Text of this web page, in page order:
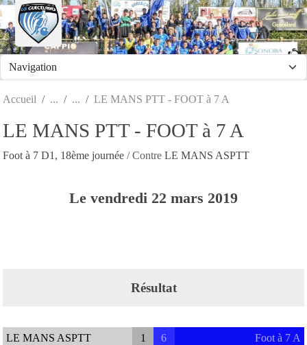
Accueil LE MANS PTT - FOOT à 7 A
LE MANS PTT - FOOT à 7 A
Foot à 7 D1, 18ème journée / Contre LE MANS ASPTT
Le vendredi 22 mars 2019
Résultat
LE MANS ASPTT 1 6 Foot à 7 A
Panneau de gestion des cookies